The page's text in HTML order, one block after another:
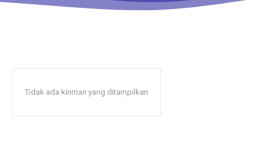
Tidak ada kiriman yang ditampilkan